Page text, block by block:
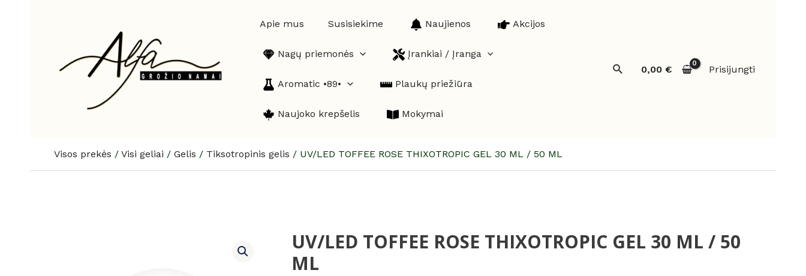
Apie mus Susisiekime Naujienos Akcijos
Nagų priemonės Įrankiai / Įranga
Aromatic •89• Plaukų priežiūra
Naujoko krepšelis Mokymai
Paieška0,00 € Prisijungti
Visos prekės / Visi geliai / Gelis / Tiksotropinis gelis / UV/LED TOFFEE ROSE THIXOTROPIC GEL 30 ML / 50 ML
UV/LED TOFFEE ROSE THIXOTROPIC GEL 30 ML / 50
ML
produkto
UV/LED